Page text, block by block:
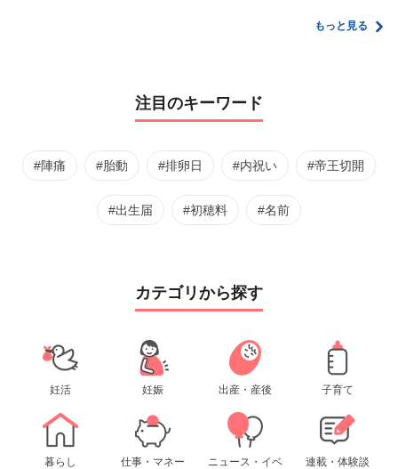
家計管理術もっと見る
注目のキーワード
#陣痛 #胎動 #排卵日 #内祝い #帝王切開
#出生届 #初穂料 #名前
カテゴリから探す
妊活 妊娠 出産・産後 子育て
暮らし 仕事・マネー
ニュース・イベ
連載・体験談